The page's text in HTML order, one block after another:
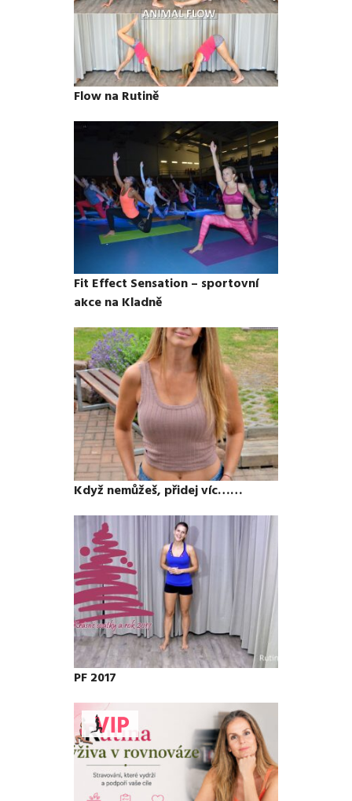
Flow na Rutině
Fit Effect Sensation – sportovní
akce na Kladně
Když nemůžeš, přidej víc……
PF 2017